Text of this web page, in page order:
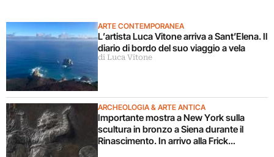
ARTE CONTEMPORANEA
L’artista Luca Vitone arriva a Sant’Elena. Il
diario di bordo del suo viaggio a vela
di Luca Vitone
ARCHEOLOGIA & ARTE ANTICA
Importante mostra a New York sulla
scultura in bronzo a Siena durante il
Rinascimento. In arrivo alla Frick